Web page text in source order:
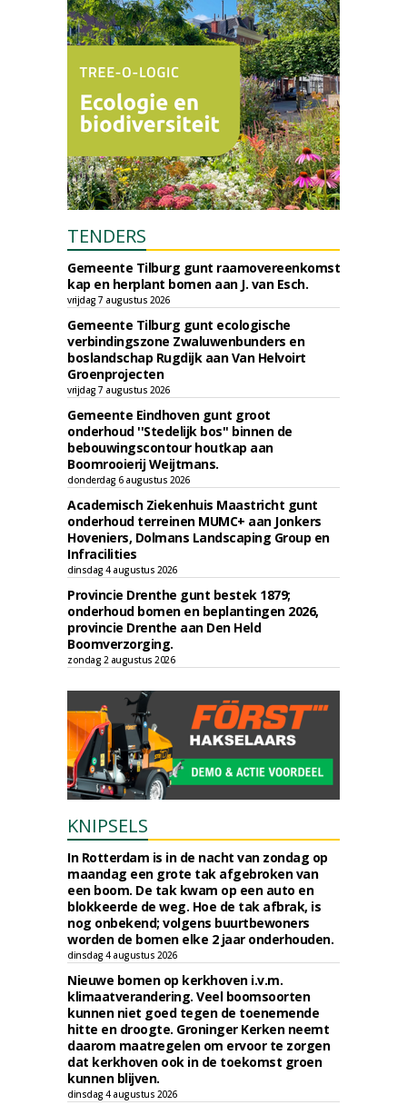
TENDERS
Gemeente Tilburg gunt raamovereenkomst
kap en herplant bomen aan J. van Esch.
vrijdag 7 augustus 2026
Gemeente Tilburg gunt ecologische
verbindingszone Zwaluwenbunders en
boslandschap Rugdijk aan Van Helvoirt
Groenprojecten
vrijdag 7 augustus 2026
Gemeente Eindhoven gunt groot
onderhoud ''Stedelijk bos'' binnen de
bebouwingscontour houtkap aan
Boomrooierij Weijtmans.
donderdag 6 augustus 2026
Academisch Ziekenhuis Maastricht gunt
onderhoud terreinen MUMC+ aan Jonkers
Hoveniers, Dolmans Landscaping Group en
Infracilities
dinsdag 4 augustus 2026
Provincie Drenthe gunt bestek 1879;
onderhoud bomen en beplantingen 2026,
provincie Drenthe aan Den Held
Boomverzorging.
zondag 2 augustus 2026
KNIPSELS
In Rotterdam is in de nacht van zondag op
maandag een grote tak afgebroken van
een boom. De tak kwam op een auto en
blokkeerde de weg. Hoe de tak afbrak, is
nog onbekend; volgens buurtbewoners
worden de bomen elke 2 jaar onderhouden.
dinsdag 4 augustus 2026
Nieuwe bomen op kerkhoven i.v.m.
klimaatverandering. Veel boomsoorten
kunnen niet goed tegen de toenemende
hitte en droogte. Groninger Kerken neemt
daarom maatregelen om ervoor te zorgen
dat kerkhoven ook in de toekomst groen
kunnen blijven.
dinsdag 4 augustus 2026